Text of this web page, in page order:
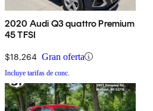
2020 Audi Q3 quattro Premium
45 TFSI
$18,264 Gran oferta
Incluye tarifas de conc.